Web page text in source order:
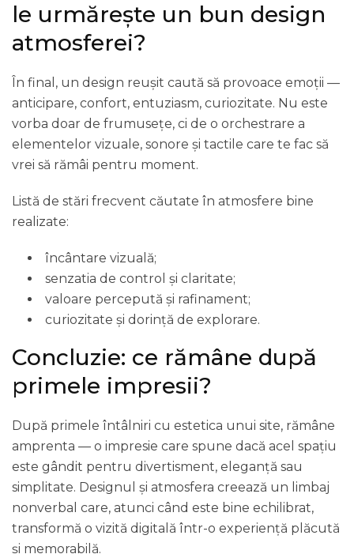
le urmărește un bun design
atmosferei?
În final, un design reușit caută să provoace emoții —
anticipare, confort, entuziasm, curiozitate. Nu este
vorba doar de frumusețe, ci de o orchestrare a
elementelor vizuale, sonore și tactile care te fac să
vrei să rămâi pentru moment.
Listă de stări frecvent căutate în atmosfere bine
realizate:
încântare vizuală;
senzatia de control și claritate;
valoare percepută și rafinament;
curiozitate și dorință de explorare.
Concluzie: ce rămâne după
primele impresii?
După primele întâlniri cu estetica unui site, rămâne
amprenta — o impresie care spune dacă acel spațiu
este gândit pentru divertisment, eleganță sau
simplitate. Designul și atmosfera creează un limbaj
nonverbal care, atunci când este bine echilibrat,
transformă o vizită digitală într-o experiență plăcută
și memorabilă.